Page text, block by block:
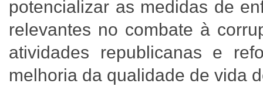
potencializar as medidas de
relevantes no combate à
atividades republicanas e
melhoria da qualidade de vida